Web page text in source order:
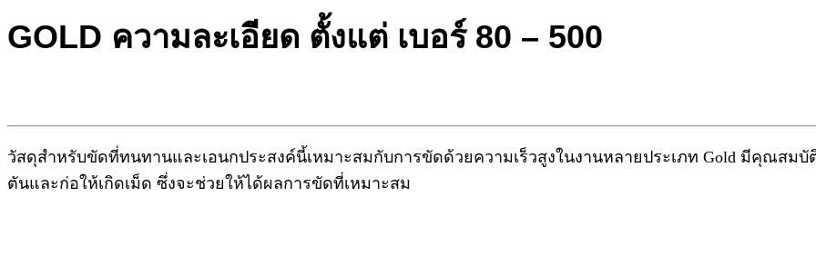
GOLD ความละเอียด ตั้งแต่ เบอร์ 80 – 500
วัสดุสำหรับขัดที่ทนทานและเอนกประสงค์นี้เหมาะสมกับการขัดด้วยความเร็วสูงในงานหลายประเภท Gold มีคุณสมบั
ตันและก่อให้เกิดเม็ด ซึ่งจะช่วยให้ได้ผลการขัดที่เหมาะสม